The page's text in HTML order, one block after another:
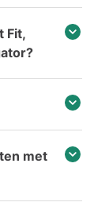
Fit,
met